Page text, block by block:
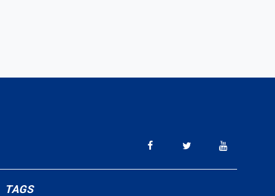
TAGS